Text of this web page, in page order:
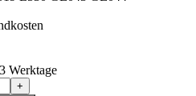
Werktage
+